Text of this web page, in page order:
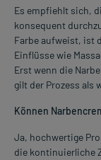
Es empfiehlt sich,
konsequent
Farbe aufweist, ist
Einflüsse wie
Erst wenn die
gilt der Prozess als
Können
Ja, hochwertige
die kontinuierliche